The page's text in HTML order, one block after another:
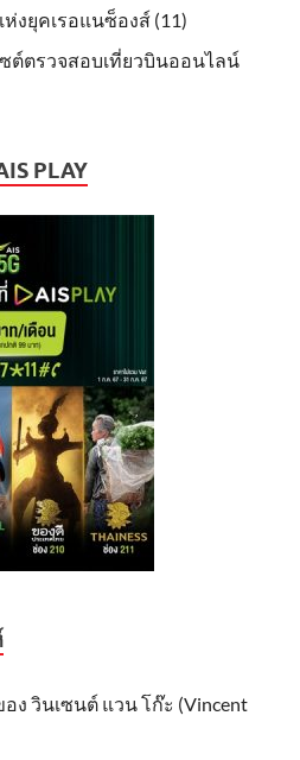
งยุคเรอแนซ็องส์ (11)
ซต์ตรวจสอบเที่ยวบินออนไลน์
PLAY
ง วินเซนต์ แวน โก๊ะ (Vincent